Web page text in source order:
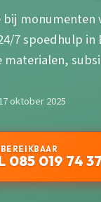
monumenten
7 spoedhulp
oktober 2025
085 019 74 37